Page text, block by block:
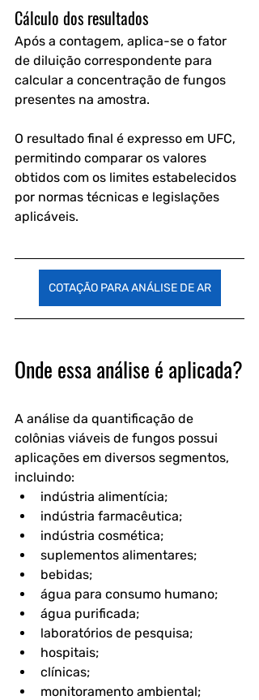
Cálculo dos resultados
Após a contagem, aplica-se o fator
de diluição correspondente para
calcular a concentração de fungos
presentes na amostra.
O resultado final é expresso em UFC,
permitindo comparar os valores
obtidos com os limites estabelecidos
por normas técnicas e legislações
aplicáveis.
COTAÇÃO PARA ANÁLISE DE AR
Onde essa análise é aplicada?
A análise da quantificação de
colônias viáveis de fungos possui
aplicações em diversos segmentos,
incluindo:
indústria alimentícia;
indústria farmacêutica;
indústria cosmética;
suplementos alimentares;
bebidas;
água para consumo humano;
água purificada;
laboratórios de pesquisa;
hospitais;
clínicas;
monitoramento ambiental;